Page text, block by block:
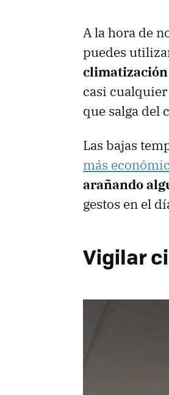
A la hora de
puedes
climatización
casi
que salga del
Las bajas
más
arañando
gestos en el
Vigilar